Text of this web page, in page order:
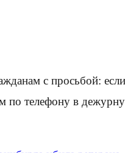
с просьбой:
по телефону в